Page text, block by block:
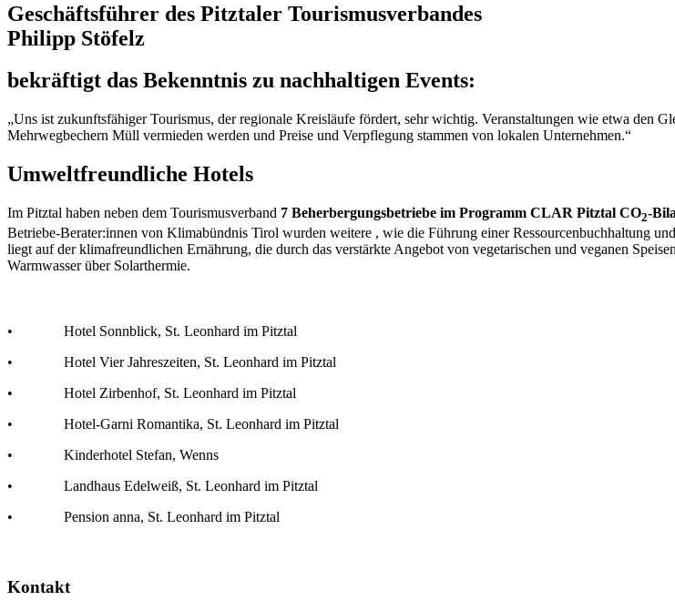
Geschäftsführer des Pitztaler Tourismusverbandes
Philipp Stöfelz
bekräftigt das Bekenntnis zu nachhaltigen Events:
„Uns ist zukunftsfähiger Tourismus, der regionale Kreisläufe fördert, sehr wichtig. Veranstaltungen wie etwa den
Mehrwegbechern Müll vermieden werden und Preise und Verpflegung stammen von lokalen Unternehmen.“
Umweltfreundliche Hotels
Im Pitztal haben neben dem Tourismusverband 7 Beherbergungsbetriebe im Programm CLAR Pitztal CO2-
Betriebe-Berater:innen von Klimabündnis Tirol wurden weitere , wie die Führung einer Ressourcenbuchhaltung
liegt auf der klimafreundlichen Ernährung, die durch das verstärkte Angebot von vegetarischen und veganen
Warmwasser über Solarthermie.
• Hotel Sonnblick, St. Leonhard im Pitztal
• Hotel Vier Jahreszeiten, St. Leonhard im Pitztal
• Hotel Zirbenhof, St. Leonhard im Pitztal
• Hotel-Garni Romantika, St. Leonhard im Pitztal
• Kinderhotel Stefan, Wenns
• Landhaus Edelweiß, St. Leonhard im Pitztal
• Pension anna, St. Leonhard im Pitztal
Kontakt